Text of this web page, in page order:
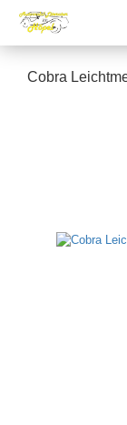
Cobra